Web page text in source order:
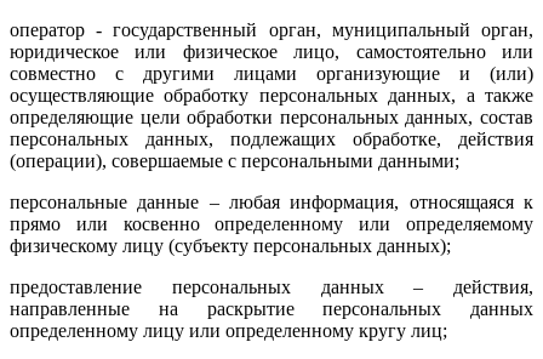
оператор - государственный орган, муниципальный орган,
юридическое или физическое лицо, самостоятельно или
совместно с другими лицами организующие и (или)
осуществляющие обработку персональных данных, а также
определяющие цели обработки персональных данных, состав
персональных данных, подлежащих обработке, действия
(операции), совершаемые с персональными данными;
персональные данные – любая информация, относящаяся к
прямо или косвенно определенному или определяемому
физическому лицу (субъекту персональных данных);
предоставление персональных данных – действия,
направленные на раскрытие персональных данных
определенному лицу или определенному кругу лиц;